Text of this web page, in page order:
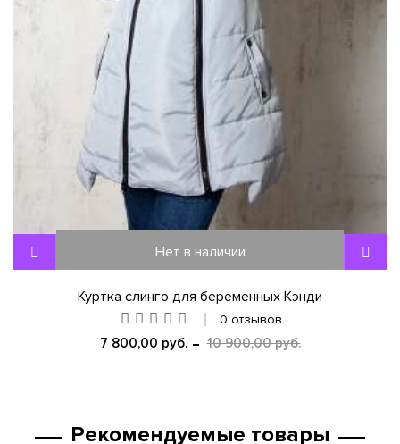
Нет в наличии
Куртка слинго для беременных Кэнди
0 отзывов
7 800,00 руб. 10 900,00 руб.
Рекомендуемые товары